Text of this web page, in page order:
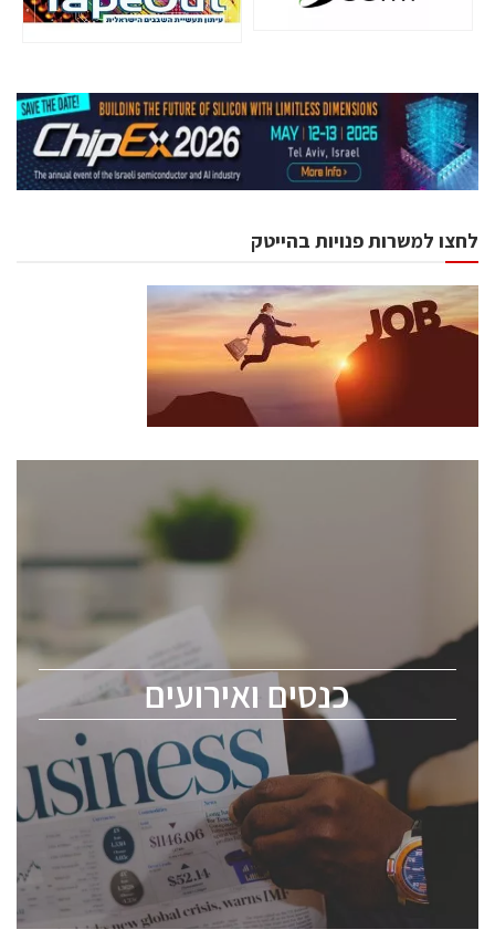
לחצו למשרות פנויות בהייטק
כנסים ואירועים
כנסים ואירועים
לכל העוסקים בתעשיית הסמיקונדקטור כולל מהנדסים,
ChipEx2026 will be held on May 12-13, 2026. The
conference is intended for everyone involved in the
semiconductor industry, including engineers,
professional experts, and senior executives.
לחץ לפרטים